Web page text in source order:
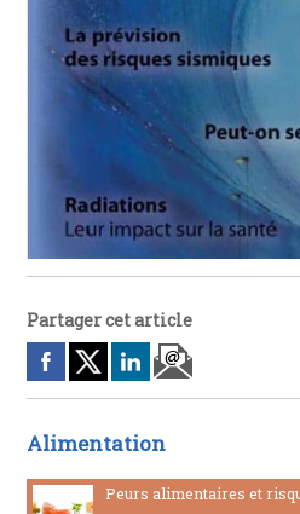
Partager cet article
Alimentation
Peurs alimentaires et